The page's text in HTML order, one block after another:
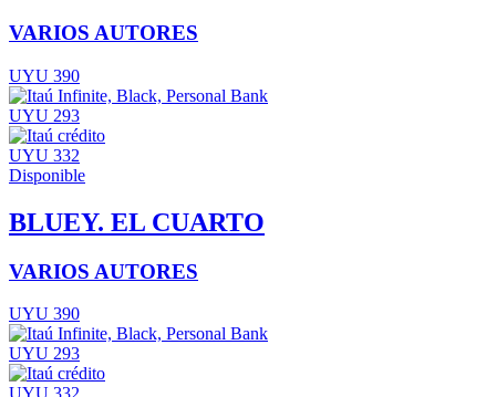
VARIOS AUTORES
UYU 390
UYU 293
UYU 332
Disponible
BLUEY. EL CUARTO
VARIOS AUTORES
UYU 390
UYU 293